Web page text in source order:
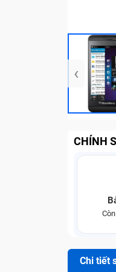
‹
CHÍNH
Chi tiết